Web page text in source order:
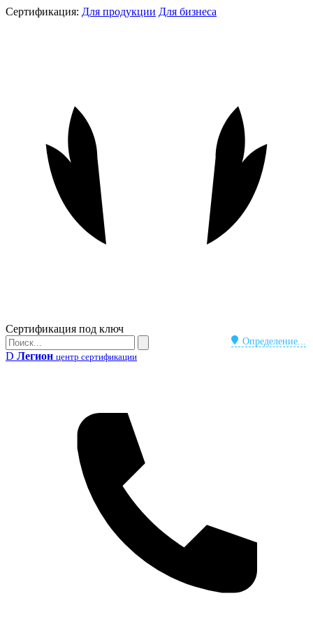
Сертификация: Для продукции Для бизнеса
Бейдж
Сертификация под ключ
Определение...
Поиск
Поиск
D Легион центр сертификации